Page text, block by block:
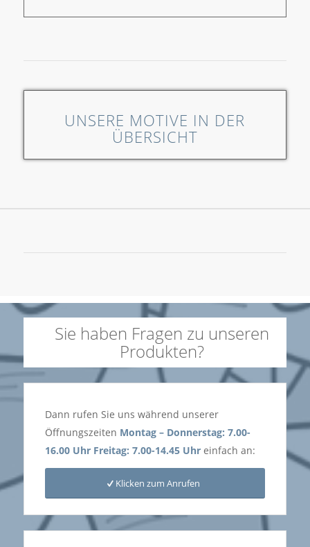
UNSERE MOTIVE IN DER
ÜBERSICHT
Sie haben Fragen zu unseren
Produkten?
Dann rufen Sie uns während unserer
Öffnungszeiten Montag – Donnerstag: 7.00-
16.00 Uhr Freitag: 7.00-14.45 Uhr einfach an:
Klicken zum Anrufen